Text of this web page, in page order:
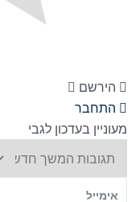
הירשם
התחבר
מעוניין בעדכון לגבי